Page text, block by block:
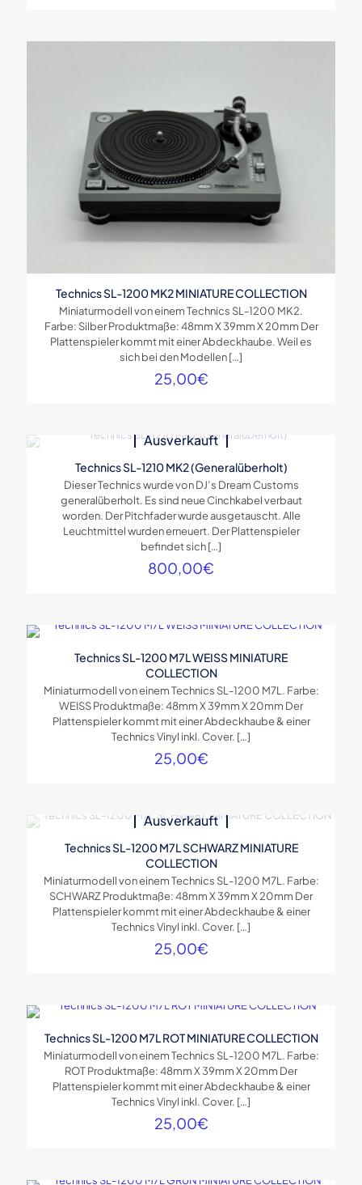
Technics SL-1200 MK2 MINIATURE COLLECTION
Miniaturmodell von einem Technics SL-1200 MK2.
Farbe: Silber Produktmaße: 48mm X 39mm X 20mm Der
Plattenspieler kommt mit einer Abdeckhaube. Weil es
sich bei den Modellen[…]
25,00€
Ausverkauft
Technics SL-1210 MK2 (Generalüberholt)
Dieser Technics wurde von DJ’s Dream Customs
generalüberholt. Es sind neue Cinchkabel verbaut
worden. Der Pitchfader wurde ausgetauscht. Alle
Leuchtmittel wurden erneuert. Der Plattenspieler
befindet sich[…]
800,00€
Technics SL-1200 M7L WEISS MINIATURE
COLLECTION
Miniaturmodell von einem Technics SL-1200 M7L. Farbe:
WEISS Produktmaße: 48mm X 39mm X 20mm Der
Plattenspieler kommt mit einer Abdeckhaube & einer
Technics Vinyl inkl. Cover. […]
25,00€
Ausverkauft
Technics SL-1200 M7L SCHWARZ MINIATURE
COLLECTION
Miniaturmodell von einem Technics SL-1200 M7L. Farbe:
SCHWARZ Produktmaße: 48mm X 39mm X 20mm Der
Plattenspieler kommt mit einer Abdeckhaube & einer
Technics Vinyl inkl. Cover. […]
25,00€
Technics SL-1200 M7L ROT MINIATURE COLLECTION
Miniaturmodell von einem Technics SL-1200 M7L. Farbe:
ROT Produktmaße: 48mm X 39mm X 20mm Der
Plattenspieler kommt mit einer Abdeckhaube & einer
Technics Vinyl inkl. Cover. […]
25,00€